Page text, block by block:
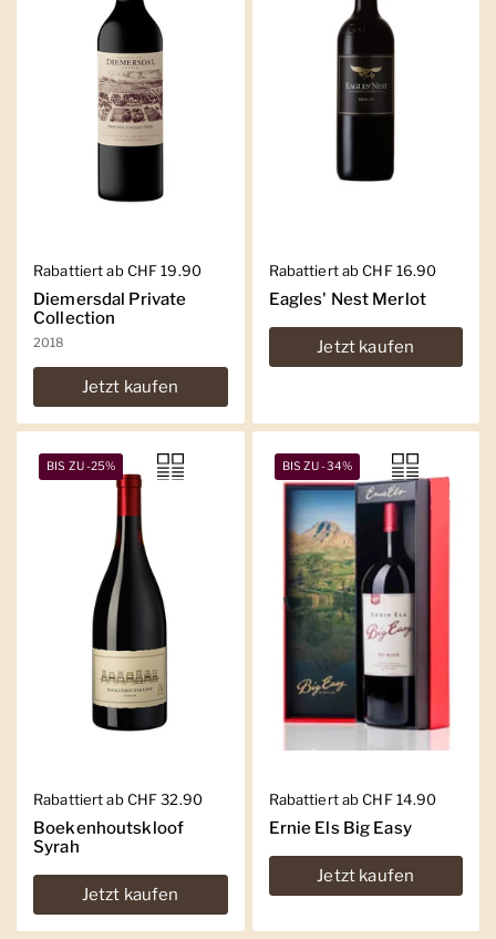
Regulärer Preis
Rabattiert ab CHF 19.90
Diemersdal Private
Collection
2018
Jetzt kaufen
Regulärer Preis
Rabattiert ab CHF 16.90
Eagles' Nest Merlot
Jetzt kaufen
Regulärer Preis
Rabattiert ab CHF 32.90
Boekenhoutskloof
Syrah
Jetzt kaufen
BIS ZU -25%
Regulärer Preis
Rabattiert ab CHF 14.90
Ernie Els Big Easy
Jetzt kaufen
BIS ZU -34%